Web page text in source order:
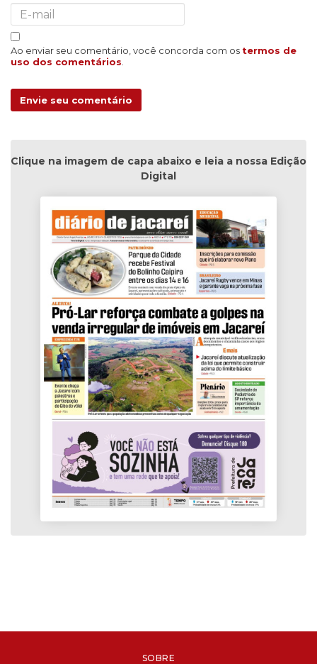
Ao enviar seu comentário, você concorda com os termos de
uso dos comentários
Envie seu comentário
Clique na imagem de capa abaixo e leia a nossa Edição
Digital
SOBRE